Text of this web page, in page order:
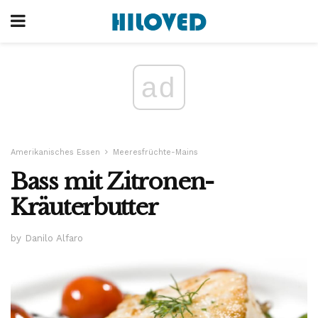
ad
Amerikanisches Essen Meeresfrüchte-Mains
Bass mit Zitronen-
Kräuterbutter
by Danilo Alfaro